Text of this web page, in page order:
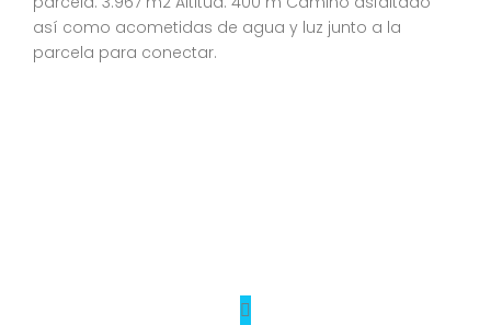
así como acometidas de agua y luz junto a la
parcela para conectar.